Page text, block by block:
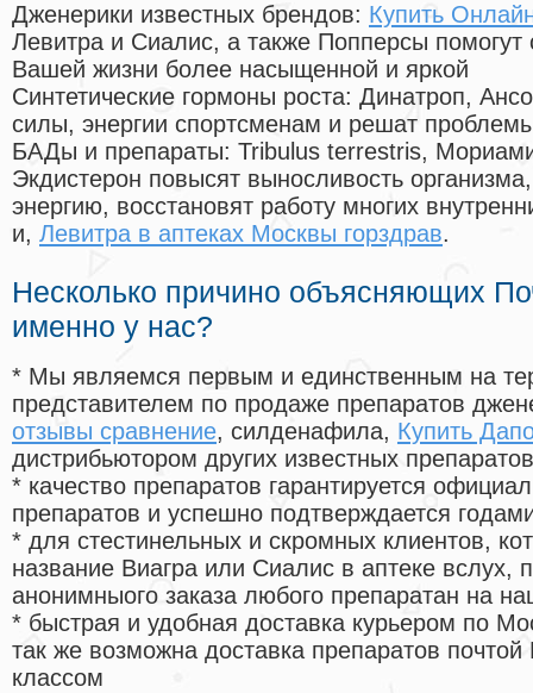
Дженерики известных брендов: Купить
Левитра и Сиалис, а также Попперсы помогут
Вашей жизни более насыщенной и яркой
Синтетические гормоны роста: Динатроп,
силы, энергии спортсменам и решат
БАДы и препараты: Tribulus terrestris,
Экдистерон повысят выносливость
энергию, восстановят работу многих
и, Левитра в аптеках Москвы горздрав.
Несколько причино объясняющих
именно у нас?
* Мы являемся первым и единственным на
представителем по продаже препаратов
отзывы сравнение, силденафила, Купить
дистрибьютором других известных препаратов
* качество препаратов гарантируется
препаратов и успешно подтверждается
* для стестинельных и скромных клиентов,
название Виагра или Сиалис в аптеке вслух,
анонимныого заказа любого препаратан на
* быстрая и удобная доставка курьером по
так же возможна доставка препаратов
классом